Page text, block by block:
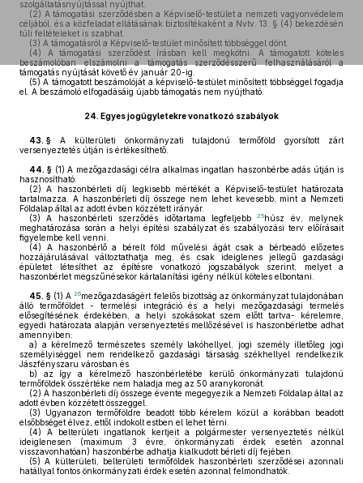
szolgáltatásnyújtással nyújthat.
(2) A támogatási szerződésben a Képviselő-testület a nemzeti vagyonvédelem
céljából, és a közfeladat ellátásának biztosítékaként a Nvtv. 13. § (4) bekezdésén
túli feltételeket is szabhat.
(3) A támogatásról a Képviselő-testület minősített többséggel dönt.
(4) A támogatási szerződést írásban kell megkötni. A támogatott köteles
beszámolóban elszámolni a támogatás szerződésszerű felhasználásáról a
támogatás nyújtását követő év január 20-ig.
(5) A támogatott beszámolóját a képviselő-testület minősített többséggel fogadja
el. A beszámoló elfogadásáig újabb támogatás nem nyújtható.
24. Egyes jogügyletekre vonatkozó szabályok
43. § A külterületi önkormányzati tulajdonú termőföld gyorsított zárt
versenyeztetés útján is értékesíthető.
44. § (1) A mezőgazdasági célra alkalmas ingatlan haszonbérbe adás útján is
hasznosítható.
(2) A haszonbérleti díj legkisebb mértékét a Képviselő-testület határozata
tartalmazza. A haszonbérleti díj összege nem lehet kevesebb, mint a Nemzeti
Földalap által az adott évben közzétett irányár.
(3) A haszonbérleti szerződés időtartama legfeljebb25húsz év, melynek
meghatározása során a helyi építési szabályzat és szabályozási terv előírásait
figyelembe kell venni.
(4) A haszonbérlő a bérelt föld művelési ágát csak a bérbeadó előzetes
hozzájárulásával változtathatja meg, és csak ideiglenes jellegű gazdasági
épületet létesíthet az építésre vonatkozó jogszabályok szerint, melyet a
haszonbérlet megszűnésekor kártalanítási igény nélkül köteles elbontani.
45. § (1) A26mezőgazdaságért felelős bizottság az önkormányzat tulajdonában
álló termőföldet - termelési integráció és a helyi mezőgazdasági termelés
elősegítésének érdekében, a helyi szokásokat szem előtt tartva- kérelemre,
egyedi határozata alapján versenyeztetés mellőzésével is haszonbérletbe adhat
amennyiben:
a) a kérelmező természetes személy lakóhellyel, jogi személy illetőleg jogi
személyiséggel nem rendelkező gazdasági társaság székhellyel rendelkezik
Jászfényszaru városban és
b) az így a kérelmező haszonbérletébe kerülő önkormányzati tulajdonú
termőföldek összértéke nem haladja meg az 50 aranykoronát.
(2) A haszonbérleti díj összege évente megegyezik a Nemzeti Földalap által az
adott évben közzétett összeggel.
(3) Ugyanazon termőföldre beadott több kérelem közül a korábban beadott
elsőbbséget élvez, ettől indokolt estben el lehet térni.
(4) A belterületi ingatlanok kertjeit a polgármester versenyeztetés nélkül
ideiglenesen (maximum 3 évre, önkormányzati érdek esetén azonnal
visszavonhatóan) haszonbérbe adhatja kialkudott bérleti díj fejében.
(5) A külterületi, belterületi termőföldek haszonbérleti szerződései azonnali
hatállyal fontos önkormányzati érdek esetén azonnal felmondhatók.